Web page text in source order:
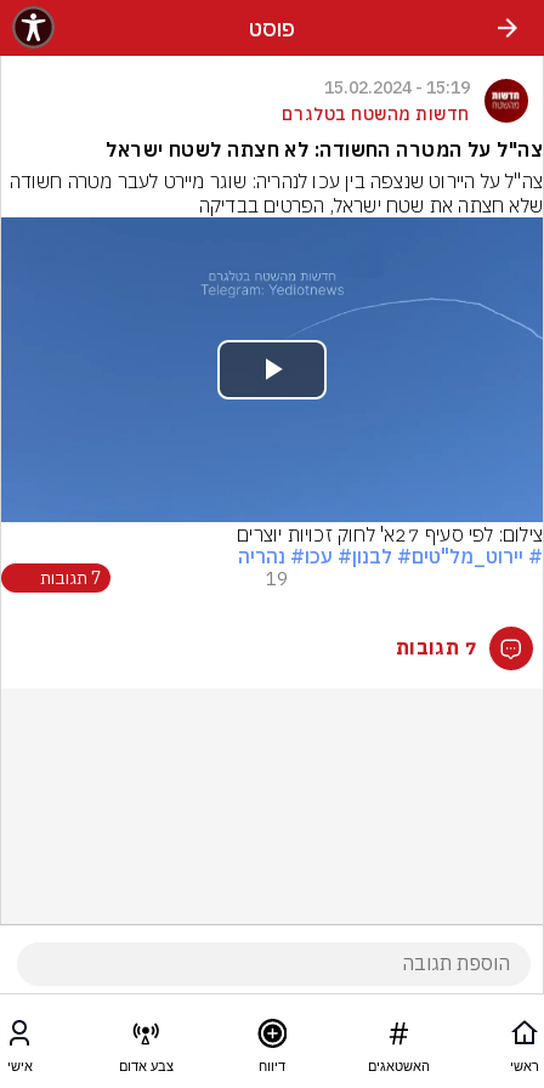
פוסט
15:19 - 15.02.2024
חדשות מהשטח בטלגרם
צה"ל על המטרה החשודה: לא חצתה לשטח ישראל
שלא חצתה את שטח ישראל, הפרטים בבדיקה
Play
צילום: לפי סעיף 27א' לחוק זכויות יוצרים
# יירוט_מל"טים# לבנון# עכו# נהריה
19 7 תגובות
7 תגובות
ראשי האשטאגים דיווח צבע אדום אישי